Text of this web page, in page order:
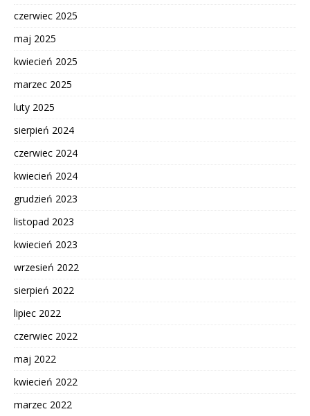
czerwiec 2025
maj 2025
kwiecień 2025
marzec 2025
luty 2025
sierpień 2024
czerwiec 2024
kwiecień 2024
grudzień 2023
listopad 2023
kwiecień 2023
wrzesień 2022
sierpień 2022
lipiec 2022
czerwiec 2022
maj 2022
kwiecień 2022
marzec 2022